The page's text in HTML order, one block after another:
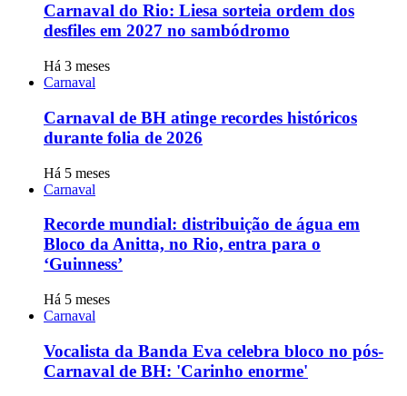
Carnaval do Rio: Liesa sorteia ordem dos
desfiles em 2027 no sambódromo
Há 3 meses
Carnaval
Carnaval de BH atinge recordes históricos
durante folia de 2026
Há 5 meses
Carnaval
Recorde mundial: distribuição de água em
Bloco da Anitta, no Rio, entra para o
‘Guinness’
Há 5 meses
Carnaval
Vocalista da Banda Eva celebra bloco no pós-
Carnaval de BH: 'Carinho enorme'